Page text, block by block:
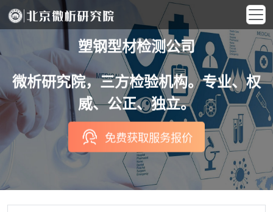
塑钢型材检测公司
微析研究院，三方检验机构。专业、权
威、公正、独立。
免费获取服务报价